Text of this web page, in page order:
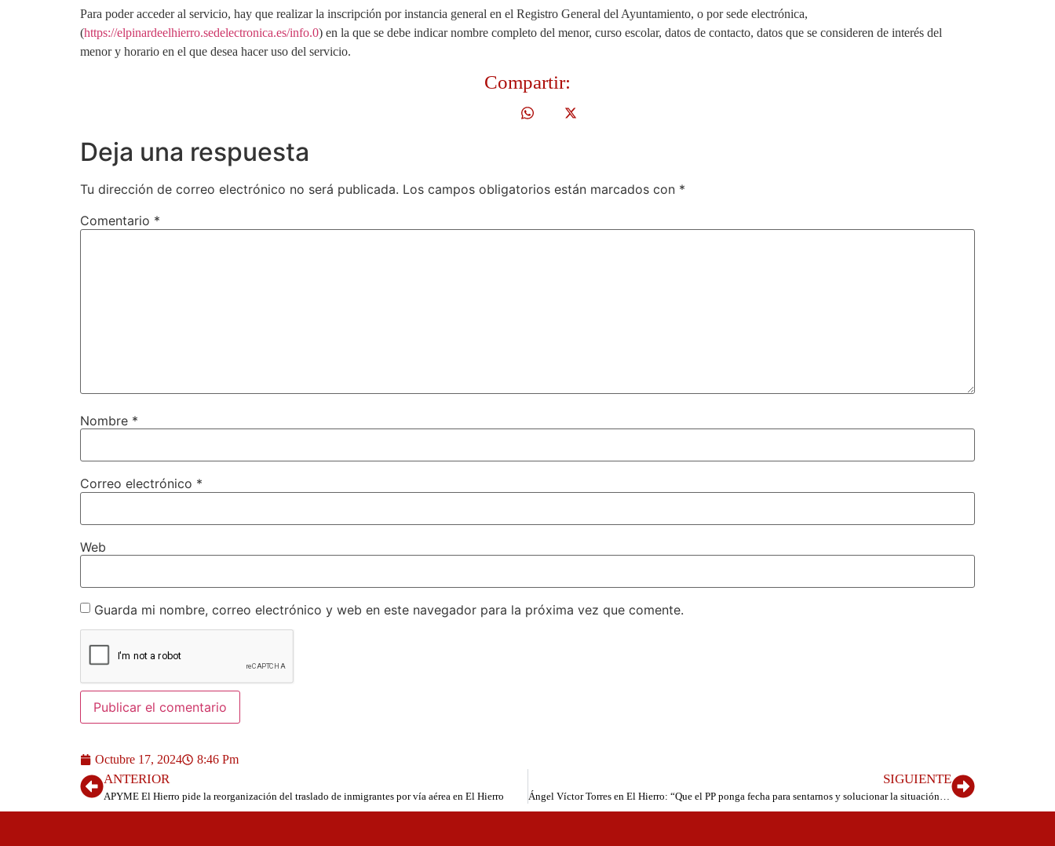
Para poder acceder al servicio, hay que realizar la inscripción por instancia general en el Registro General del Ayuntamiento, o por sede electrónica,
(https://elpinardeelhierro.sedelectronica.es/info.0) en la que se debe indicar nombre completo del menor, curso escolar, datos de contacto, datos que se consideren de interés del
menor y horario en el que desea hacer uso del servicio.
Compartir:
Deja una respuesta
Tu dirección de correo electrónico no será publicada. Los campos obligatorios están marcados con *
Comentario *
Nombre *
Correo electrónico *
Web
Guarda mi nombre, correo electrónico y web en este navegador para la próxima vez que comente.
Octubre 17, 2024 8:46 Pm
ANTERIOR
APYME El Hierro pide la reorganización del traslado de inmigrantes por vía aérea en El Hierro
SIGUIENTE
Ángel Víctor Torres en El Hierro: “Que el PP ponga fecha para sentarnos y solucionar la situación de los menores migrantes”